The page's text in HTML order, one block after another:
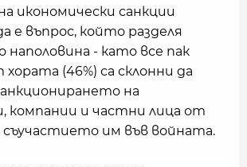
икономически санкции
е въпрос, който разделя
- като все пак
(46%) са склонни да
на
компании и частни лица от
съучастието им във войната.